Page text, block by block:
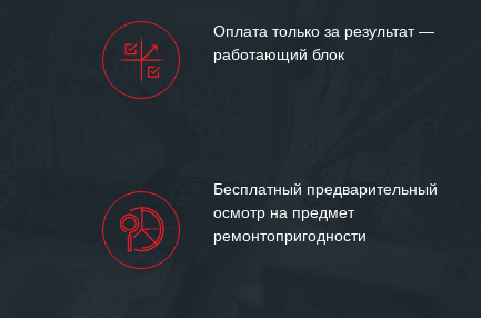
«555» долгих
Оплата только за результат —
работающий блок
Бесплатный предварительный
осмотр на предмет
ремонтопригодности